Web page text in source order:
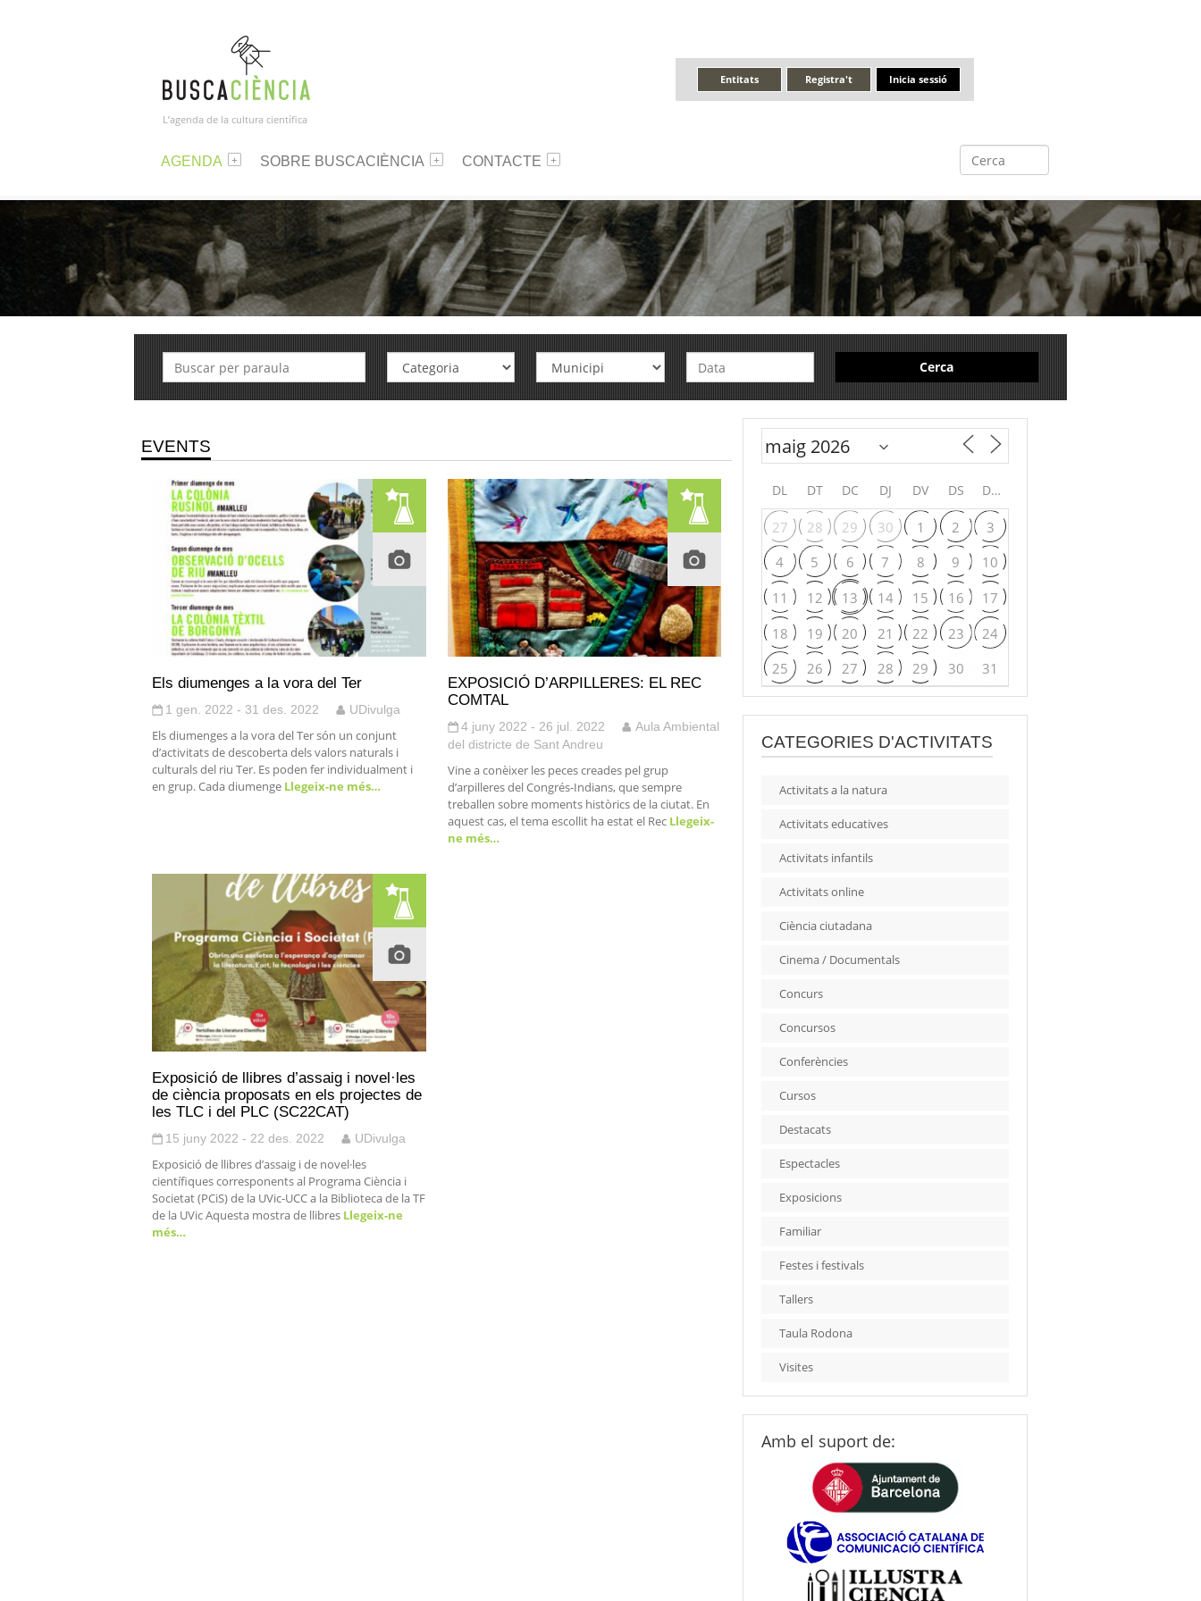
L’agenda de la cultura científica
Inicia sessió
Registra't
Entitats
AGENDA SOBRE BUSCACIÈNCIA CONTACTE
Cerca
EVENTS
Els diumenges a la vora del Ter
1 gen. 2022 - 31 des. 2022 UDivulga
Els diumenges a la vora del Ter són un conjunt
d’activitats de descoberta dels valors naturals i
culturals del riu Ter. Es poden fer individualment i
en grup. Cada diumenge Llegeix-ne més…
EXPOSICIÓ D’ARPILLERES: EL REC
COMTAL
4 juny 2022 - 26 jul. 2022
Aula Ambiental
del districte de Sant Andreu
Vine a conèixer les peces creades pel grup
d’arpilleres del Congrés-Indians, que sempre
treballen sobre moments històrics de la ciutat. En
aquest cas, el tema escollit ha estat el RecLlegeix-
ne més…
Exposició de llibres d’assaig i novel·les
de ciència proposats en els projectes de
les TLC i del PLC (SC22CAT)
15 juny 2022 - 22 des. 2022 UDivulga
Exposició de llibres d’assaig i de novel·les
científiques corresponents al Programa Ciència i
Societat (PCiS) de la UVic-UCC a la Biblioteca de la TF
de la UVic Aquesta mostra de llibres Llegeix-ne
més…
DL DT DC DJ DV DS DG
27 28 29 30 1 2
3
4
5 6 7 8 9
10
11
12 13 14 15 16
17
18
19 20 21 22 23
24
25
26 27 28 29 30 31
CATEGORIES D'ACTIVITATS
Activitats a la natura
Activitats educatives
Activitats infantils
Activitats online
Ciència ciutadana
Cinema / Documentals
Concurs
Concursos
Conferències
Cursos
Destacats
Espectacles
Exposicions
Familiar
Festes i festivals
Tallers
Taula Rodona
Visites
Amb el suport de: